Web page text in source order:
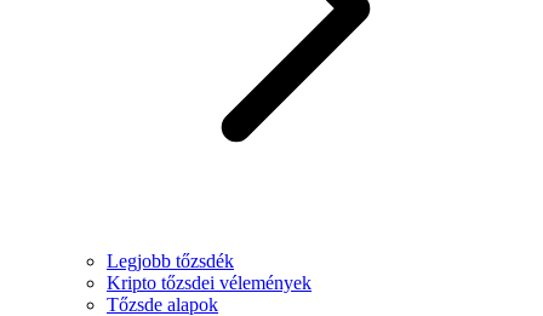
Legjobb tőzsdék
Kripto tőzsdei vélemények
Tőzsde alapok